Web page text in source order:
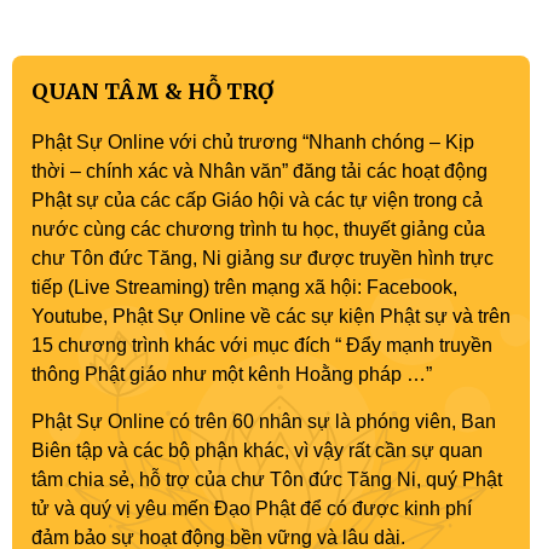
QUAN TÂM & HỖ TRỢ
Phật Sự Online với chủ trương “Nhanh chóng – Kịp
thời – chính xác và Nhân văn” đăng tải các hoạt động
Phật sự của các cấp Giáo hội và các tự viện trong cả
nước cùng các chương trình tu học, thuyết giảng của
chư Tôn đức Tăng, Ni giảng sư được truyền hình trực
tiếp (Live Streaming) trên mạng xã hội: Facebook,
Youtube, Phật Sự Online về các sự kiện Phật sự và trên
15 chương trình khác với mục đích “ Đẩy mạnh truyền
thông Phật giáo như một kênh Hoằng pháp …”
Phật Sự Online có trên 60 nhân sự là phóng viên, Ban
Biên tập và các bộ phận khác, vì vậy rất cần sự quan
tâm chia sẻ, hỗ trợ của chư Tôn đức Tăng Ni, quý Phật
tử và quý vị yêu mến Đạo Phật để có được kinh phí
đảm bảo sự hoạt động bền vững và lâu dài.